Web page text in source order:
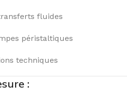
fluides
péristaltiques
techniques
: